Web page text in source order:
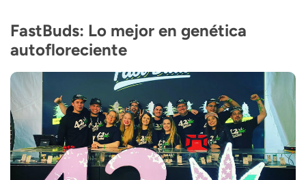
CBD
1%
Autofloreciente
FastBuds: Lo mejor en genética
autofloreciente